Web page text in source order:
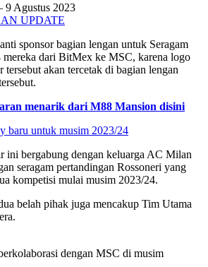
Agustus 2023
UPDATE
sponsor bagian lengan untuk Seragam
dari BitMex ke MSC, karena logo
tersebut akan tercetak di bagian lengan
menarik dari M88 Mansion disini
baru untuk musim 2023/24
ini bergabung dengan keluarga AC Milan
seragam pertandingan Rossoneri yang
kompetisi mulai musim 2023/24.
belah pihak juga mencakup Tim Utama
dengan MSC di musim